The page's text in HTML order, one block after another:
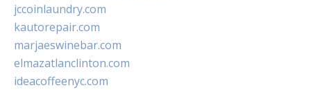
jccoinlaundry.com
kautorepair.com
marjaeswinebar.com
elmazatlanclinton.com
ideacoffeenyc.com